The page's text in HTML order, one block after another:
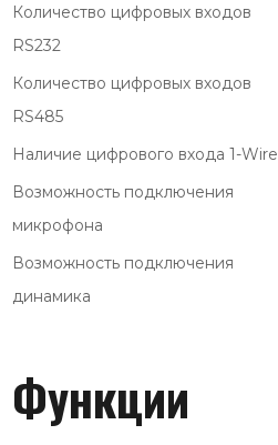
Количество цифровых входов
RS232
Количество цифровых входов
RS485
Наличие цифрового входа 1-Wire
Возможность подключения
микрофона
Возможность подключения
динамика
Функции